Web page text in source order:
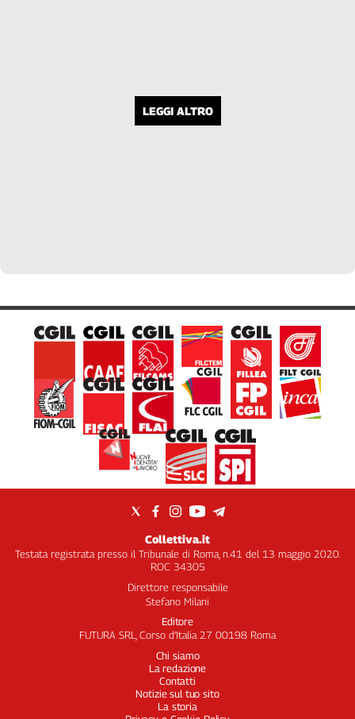
LEGGI ALTRO
Collettiva.it
Testata registrata presso il Tribunale di Roma, n.41 del 13 maggio 2020.
ROC 34305
Direttore responsabile
Stefano Milani
Editore
FUTURA SRL, Corso d’Italia 27 00198 Roma
Chi siamo
La redazione
Contatti
Notizie sul tuo sito
La storia